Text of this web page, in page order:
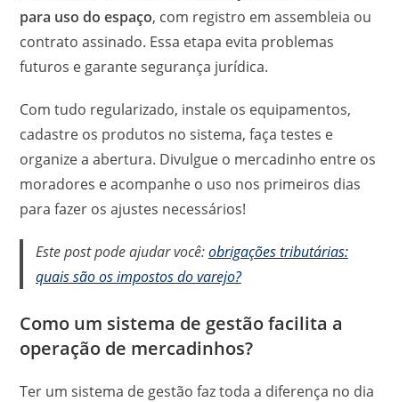
para uso do espaço, com registro em assembleia ou
contrato assinado. Essa etapa evita problemas
futuros e garante segurança jurídica.
Com tudo regularizado, instale os equipamentos,
cadastre os produtos no sistema, faça testes e
organize a abertura. Divulgue o mercadinho entre os
moradores e acompanhe o uso nos primeiros dias
para fazer os ajustes necessários!
Este post pode ajudar você:obrigações tributárias:
quais são os impostos do varejo?
Como um sistema de gestão facilita a
operação de mercadinhos?
Ter um sistema de gestão faz toda a diferença no dia